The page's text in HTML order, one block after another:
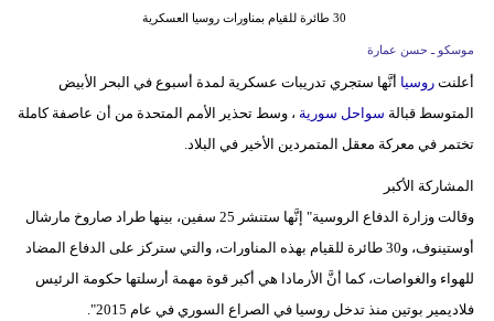
إسلامية
بيئة
مدوَّنات
30 طائرة للقيام بمناورات روسيا العسكرية
موسكو ـ حسن عمارة
أعلنتروسيا أنَّها ستجري تدريبات عسكرية لمدة أسبوع في البحر الأبيض
المتوسط قبالة سواحل سورية ، وسط تحذير الأمم المتحدة من أن عاصفة كاملة
تختمر في معركة معقل المتمردين الأخير في البلاد.
المشاركة الأكبر
وقالت وزارة الدفاع الروسية" إنَّها ستنشر 25 سفين، بينها طراد صاروخ مارشال
أوستينوف، و30 طائرة للقيام بهذه المناورات، والتي ستركز على الدفاع المضاد
للهواء والغواصات، كما أنَّ الأرمادا هي أكبر قوة مهمة أرسلتها حكومة الرئيس
فلاديمير بوتين منذ تدخل روسيا في الصراع السوري في عام 2015".